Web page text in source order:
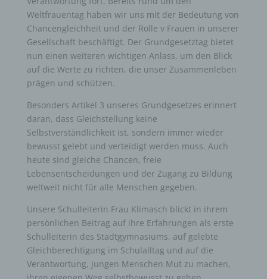
Weltfrauentag haben wir uns mit der Bedeutung von
Chancengleichheit und der Rolle v Frauen in unserer
Gesellschaft beschäftigt. Der Grundgesetztag bietet
nun einen weiteren wichtigen Anlass, um den Blick
auf die Werte zu richten, die unser Zusammenleben
prägen und schützen.
Besonders Artikel 3 unseres Grundgesetzes erinnert
daran, dass Gleichstellung keine
Selbstverständlichkeit ist, sondern immer wieder
bewusst gelebt und verteidigt werden muss. Auch
heute sind gleiche Chancen, freie
Lebensentscheidungen und der Zugang zu Bildung
weltweit nicht für alle Menschen gegeben.
Unsere Schulleiterin Frau Klimasch blickt in ihrem
persönlichen Beitrag auf ihre Erfahrungen als erste
Schulleiterin des Stadtgymnasiums, auf gelebte
Gleichberechtigung im Schulalltag und auf die
Verantwortung, jungen Menschen Mut zu machen,